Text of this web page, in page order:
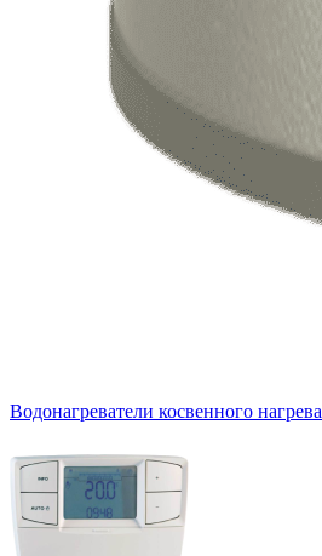
Водонагреватели косвенного нагрева